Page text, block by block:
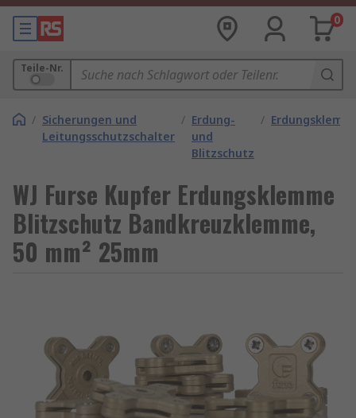
0
Teile-Nr.
/ Sicherungen und
Leitungsschutzschalter
/ Erdung-
und
Blitzschutz
/
WJ Furse Kupfer Erdungsklemme
Blitzschutz Bandkreuzklemme,
50 mm² 25mm